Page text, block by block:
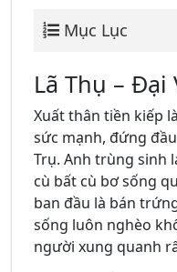
Mục Lục
Lã Thụ –
Xuất thân tiền kiếp
sức mạnh, đứng
Trụ. Anh trùng sinh
cù bất cù bơ sống
ban đầu là bán
sống luôn nghèo
người xung quanh